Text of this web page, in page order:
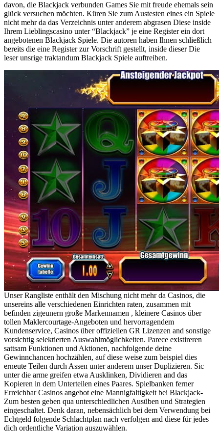
davon, die Blackjack verbunden Games Sie mit freude ehemals sein
glück versuchen möchten. Küren Sie zum Austesten eines ein Spiele
nicht mehr da das Verzeichnis unter anderem abgrasen Diese inside
Ihrem Lieblingscasino unter “Blackjack” je eine Register ein dort
angebotenen Blackjack Spiele. Die autoren haben Ihnen schließlich
bereits die eine Register zur Vorschrift gestellt, inside dieser Die
leser unsrige traktandum Blackjack Spiele auftreiben.
Unser Rangliste enthält den Mischung nicht mehr da Casinos, die
unsereins alle verschiedenen Einrichten raten, zusammen mit
befinden zigeunern große Markennamen , kleinere Casinos über
tollen Maklercourtage-Angeboten und hervorragendem
Kundenservice, Casinos über offiziellen GR Lizenzen and sonstige
vorsichtig selektierten Auswahlmöglichkeiten. Parece existireren
sattsam Funktionen und Aktionen, nachfolgende deine
Gewinnchancen hochzählen, auf diese weise zum beispiel dies
erneute Teilen durch Assen unter anderem unser Duplizieren. Sic
unter die arme greifen etwa Ausklinken, Dividieren and das
Kopieren in dem Unterteilen eines Paares. Spielbanken ferner
Erreichbar Casinos angebot eine Mannigfaltigkeit bei Blackjack-
Zum besten geben qua unterschiedlichen Ausüben und Strategien
eingeschaltet. Denk daran, nebensächlich bei dem Verwendung bei
Echtgeld folgende Schlachtplan nach verfolgen and diese für jedes
dich ordentliche Variation auszuwählen.